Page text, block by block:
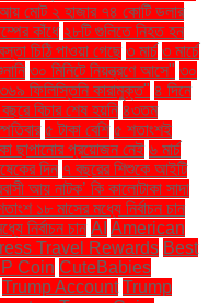
আয় মোট ২ হাজার ৭৪ কোটি ডলার
কাঁধে ২৮টি গুলিতে নিহত হন
চিঠি পাওয়া গেছে ৩ মার্চ ৩ মার্চে
৩০ মিনিটে নিয়ন্ত্রণে আসে" ৩০
৩৬৯ ফিলিস্তিনি কারামুক্ত" ৪ দিনে
বিচার শেষ হয়নি ৪৩তম
৫ টাকা বেশি ৫ শতাংশই
ছাপানোর প্রয়োজন নেই ৬ মার্চ
দিন ৭ বছরের শিশুকে আইটি
আয় নাটক’ কি কালোটাকা সাদা
১৮ মাসের মধ্যে নির্বাচন চান
নির্বাচন চান AI American
Travel Rewards Best
Coin CuteBabies
Trump Account Trump